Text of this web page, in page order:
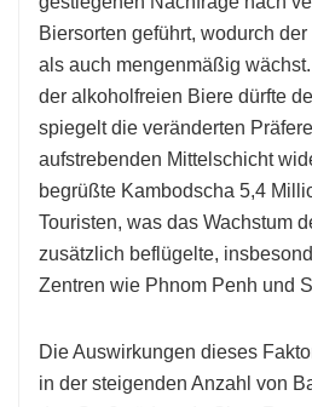
Biersorten geführt, wodurch
als auch mengenmäßig
der alkoholfreien Biere dürfte
spiegelt die veränderten
aufstrebenden Mittelschicht
begrüßte Kambodscha 5,4
Touristen, was das Wachstum
zusätzlich beflügelte,
Zentren wie Phnom Penh und
Die Auswirkungen dieses
in der steigenden Anzahl von